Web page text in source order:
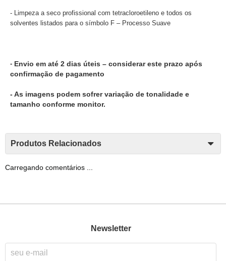
- Limpeza a seco profissional com tetracloroetileno e todos os
solventes listados para o símbolo F – Processo Suave
- Envio em até 2 dias úteis – considerar este prazo após
confirmação de pagamento
- As imagens podem sofrer variação de tonalidade e
tamanho conforme monitor.
Produtos Relacionados
Carregando comentários ...
Newsletter